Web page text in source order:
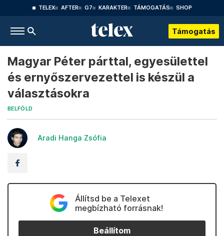
TELEX AFTER G7 KARAKTER TÁMOGATÁS SHOP
Támogatás
Magyar Péter párttal, egyesülettel
és ernyőszervezettel is készül a
választásokra
BELFÖLD
Aradi Hanga Zsófia
Állítsd be a Telexet
megbízható forrásnak!
Beállítom